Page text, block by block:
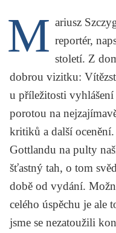
M ariusz
reportér,
století. Z
dobrou vizitku:
u příležitosti
porotou na
kritiků a další
Gottlandu na pulty
šťastný tah, o tom
době od vydání.
celého úspěchu je ale
jsme se nezatoužili